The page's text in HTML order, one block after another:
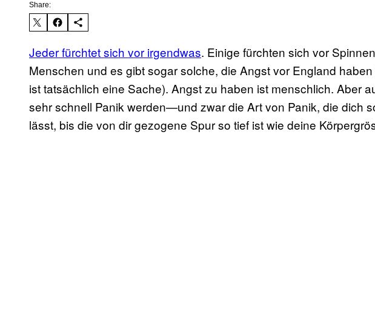
Share:
Jeder fürchtet sich vor irgendwas. Einige fürchten sich vor
Menschen und es gibt sogar solche, die Angst vor England
ist tatsächlich eine Sache). Angst zu haben ist menschlich. Aber
sehr schnell Panik werden—und zwar die Art von Panik, die dich
lässt, bis die von dir gezogene Spur so tief ist wie deine